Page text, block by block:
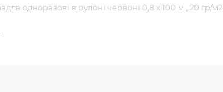
одноразові в рулоні червоні 0,8 х 100 м., 20 гр/м2